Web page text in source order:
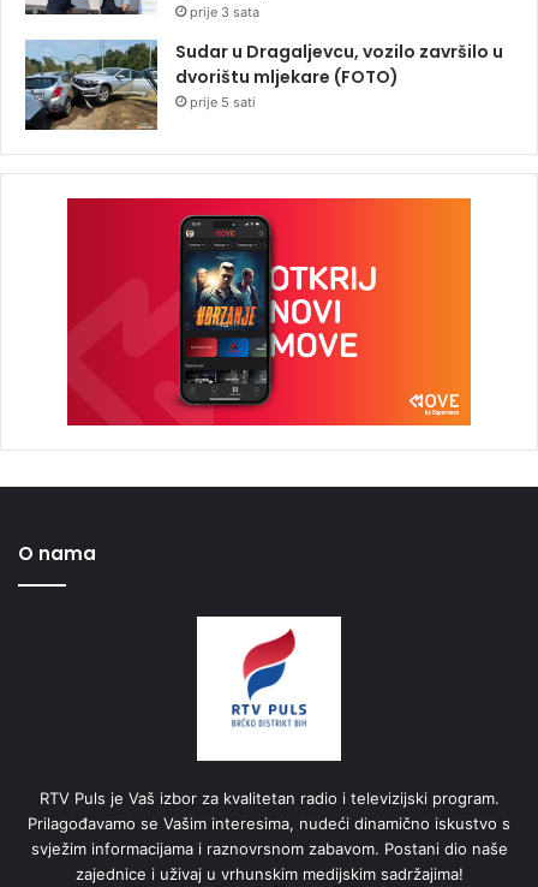
prije 3 sata
Sudar u Dragaljevcu, vozilo završilo u
dvorištu mljekare (FOTO)
prije 5 sati
O nama
RTV Puls je Vaš izbor za kvalitetan radio i televizijski program.
Prilagođavamo se Vašim interesima, nudeći dinamično iskustvo s
svježim informacijama i raznovrsnom zabavom. Postani dio naše
zajednice i uživaj u vrhunskim medijskim sadržajima!